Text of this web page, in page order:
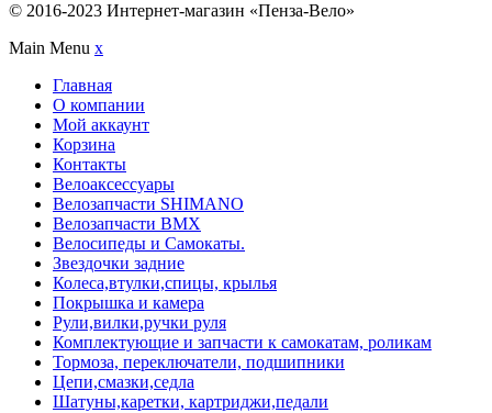
© 2016-2023 Интернет-магазин «Пенза-Вело»
Main Menu x
Главная
О компании
Мой аккаунт
Корзина
Контакты
Велоаксессуары
Велозапчасти SHIMANO
Велозапчасти BMX
Велосипеды и Самокаты.
Звездочки задние
Колеса,втулки,спицы, крылья
Покрышка и камера
Рули,вилки,ручки руля
Комплектующие и запчасти к самокатам, роликам
Тормоза, переключатели, подшипники
Цепи,смазки,седла
Шатуны,каретки, картриджи,педали